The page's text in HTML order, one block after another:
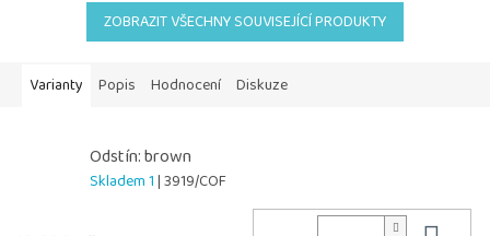
ZOBRAZIT VŠECHNY SOUVISEJÍCÍ PRODUKTY
Varianty Popis Hodnocení Diskuze
Odstín: brown
Skladem 1| 3919/COF